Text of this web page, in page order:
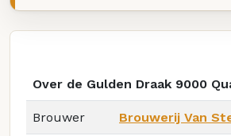
Over de Gulden Draak 9000
Brouwer Brouwerij Van